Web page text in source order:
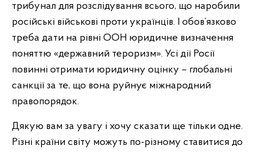
трибунал для розслідування всього, що наробили
російські військові проти українців. І обов’язково
треба дати на рівні ООН юридичне визначення
поняттю «державний тероризм». Усі дії Росії
повинні отримати юридичну оцінку – глобальні
санкції за те, що вона руйнує міжнародний
правопорядок.
Дякую вам за увагу і хочу сказати ще тільки одне.
Різні країни світу можуть по-різному ставитися до